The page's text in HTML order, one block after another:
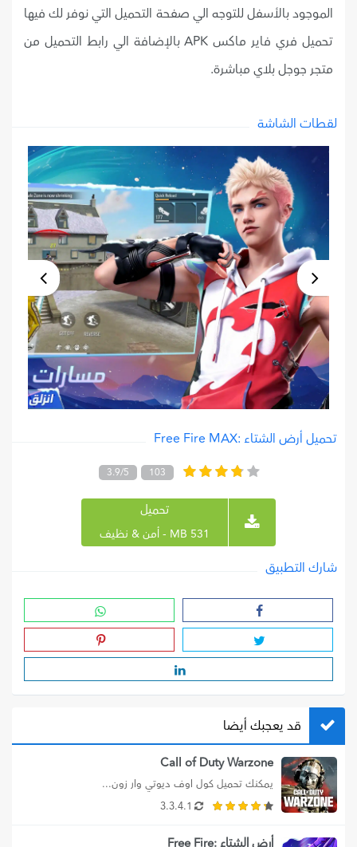
الموجود بالأسفل للتوجه الي صفحة التحميل التي نوفر لك فيها
تحميل فري فاير ماكس APK بالإضافة الي رابط التحميل من
متجر جوجل بلاي مباشرة.
لقطات الشاشة
تحميل أرض الشتاء :Free Fire MAX
3.9/5 103
تحميل
531 MB - أمن & نظيف
شارك التطبيق
قد يعجبك أيضا
Call of Duty Warzone
يمكنك تحميل كول اوف ديوتي وار زون...
3.3.4.1